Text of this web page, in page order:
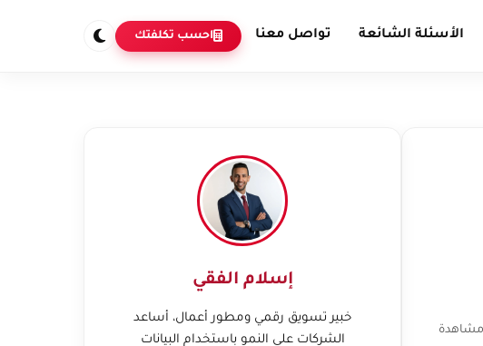
الأسئلة الشائعة تواصل معنا احسب تكلفتك
إسلام الفقي
خبير تسويق رقمي ومطور أعمال، أساعد
الشركات على النمو باستخدام البيانات